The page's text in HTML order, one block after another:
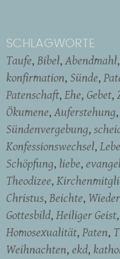
SCHLAGWORTE
Taufe Bibel Abendmahl
konfirmation Sünde
Patenschaft Ehe Gebet
Ökumene Auferstehung
Sündenvergebung
Konfessionswechsel
Schöpfung liebe
Theodizee
Christus Beichte
Gottesbild Heiliger Geist
Homosexualität Paten
Weihnachten ekd